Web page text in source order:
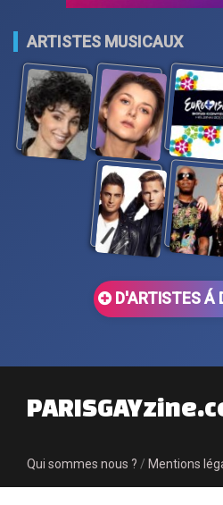
ARTISTES MUSICAUX
D'ARTISTES Á
Qui sommes nous ? / Mentions